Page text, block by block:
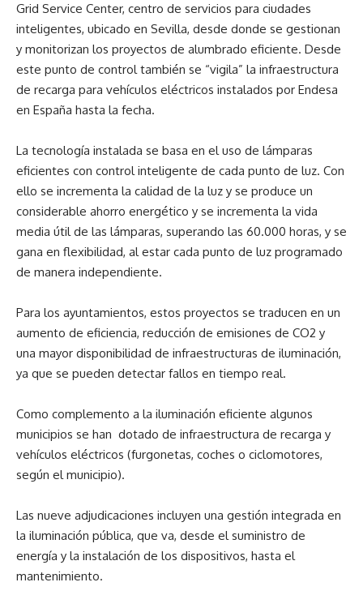
Grid Service Center, centro de servicios para ciudades
inteligentes, ubicado en Sevilla, desde donde se gestionan
y monitorizan los proyectos de alumbrado eficiente. Desde
este punto de control también se “vigila” la infraestructura
de recarga para vehículos eléctricos instalados por Endesa
en España hasta la fecha.
La tecnología instalada se basa en el uso de lámparas
eficientes con control inteligente de cada punto de luz. Con
ello se incrementa la calidad de la luz y se produce un
considerable ahorro energético y se incrementa la vida
media útil de las lámparas, superando las 60.000 horas, y se
gana en flexibilidad, al estar cada punto de luz programado
de manera independiente.
Para los ayuntamientos, estos proyectos se traducen en un
aumento de eficiencia, reducción de emisiones de CO2 y
una mayor disponibilidad de infraestructuras de iluminación,
ya que se pueden detectar fallos en tiempo real.
Como complemento a la iluminación eficiente algunos
municipios se han dotado de infraestructura de recarga y
vehículos eléctricos (furgonetas, coches o ciclomotores,
según el municipio).
Las nueve adjudicaciones incluyen una gestión integrada en
la iluminación pública, que va, desde el suministro de
energía y la instalación de los dispositivos, hasta el
mantenimiento.